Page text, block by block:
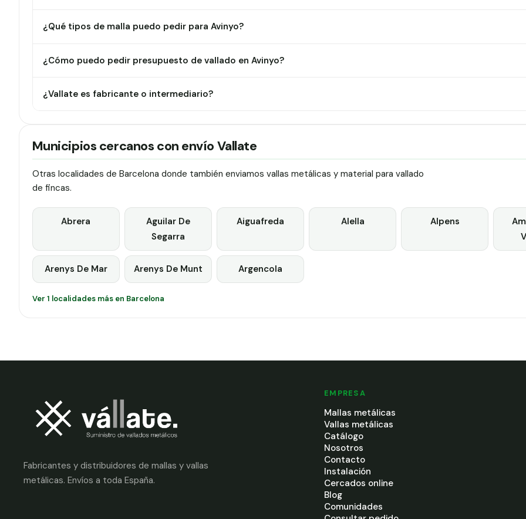
¿Qué tipos de malla puedo pedir para Avinyo?
¿Cómo puedo pedir presupuesto de vallado en Avinyo?
¿Vallate es fabricante o intermediario?
Municipios cercanos con envío Vallate
Otras localidades de Barcelona donde también enviamos vallas metálicas y material para vallado
de fincas.
Abrera
Aguilar De
Segarra
Aiguafreda Alella Alpens
Arenys De Mar Arenys De Munt Argencola
Ver 1 localidades más en Barcelona
Fabricantes y distribuidores de mallas y vallas
metálicas. Envíos a toda España.
EMPRESA
Mallas metálicas
Vallas metálicas
Catálogo
Nosotros
Contacto
Instalación
Cercados online
Blog
Comunidades